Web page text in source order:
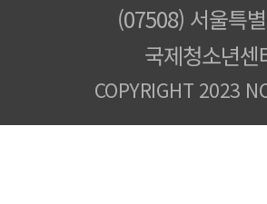
(07508) 서울특
국제청소년
COPYRIGHT 2023